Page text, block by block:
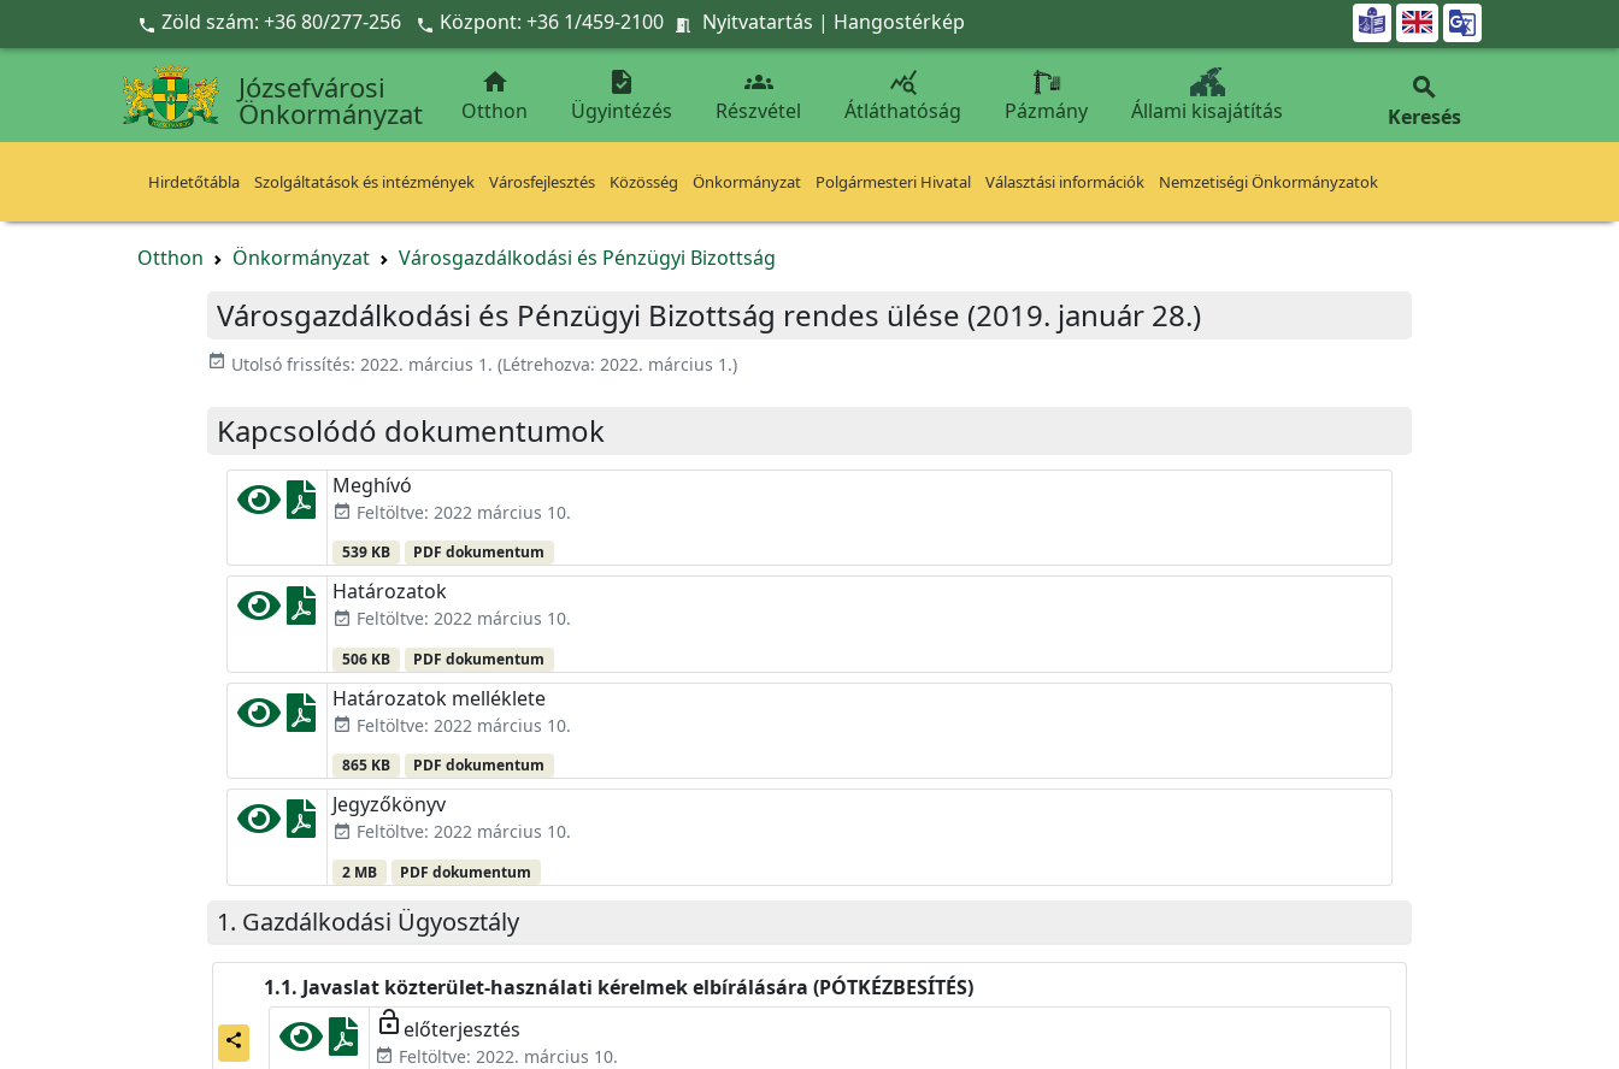
Ugrás a fő tartalomra
 Zöld szám: +36 80/277-256  Központ: +36 1/459-2100  Nyitvatartás | Hangostérkép 
Józsefvárosi
Önkormányzat

Otthon

Ügyintézés

Részvétel

Átláthatóság Pázmány Állami kisajátítás

Keresés
Hirdetőtábla Szolgáltatások és intézmények Városfejlesztés Közösség Önkormányzat Polgármesteri Hivatal Választási információk Nemzetiségi Önkormányzatok
Otthon Önkormányzat Városgazdálkodási és Pénzügyi Bizottság
Városgazdálkodási és Pénzügyi Bizottság rendes ülése (2019. január 28.)
event_available Utolsó frissítés: 2022. március 1. (Létrehozva: 2022. március 1.)
Kapcsolódó dokumentumok
Meghívó
event_available Feltöltve: 2022 március 10.
539 KB PDF dokumentum
Határozatok
event_available Feltöltve: 2022 március 10.
506 KB PDF dokumentum
Határozatok melléklete
event_available Feltöltve: 2022 március 10.
865 KB PDF dokumentum
Jegyzőkönyv
event_available Feltöltve: 2022 március 10.
2 MB PDF dokumentum
Gazdálkodási Ügyosztály
share
Javaslat közterület-használati kérelmek elbírálására (PÓTKÉZBESÍTÉS)
lock_open előterjesztés
event_available Feltöltve: 2022. március 10.